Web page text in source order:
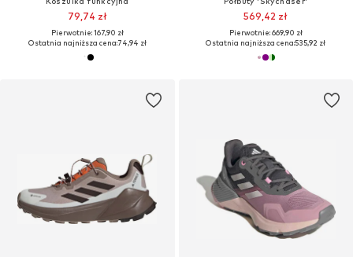
79,74 zł
Pierwotnie: 167,90 zł
Ostatnia najniższa cena:74,94 zł
569,42 zł
Pierwotnie: 669,90 zł
Ostatnia najniższa cena:535,92 zł